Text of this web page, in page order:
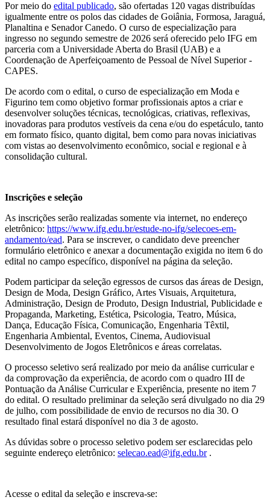
Por meio do edital publicado, são ofertadas 120 vagas distribuídas
igualmente entre os polos das cidades de Goiânia, Formosa, Jaraguá,
Planaltina e Senador Canedo. O curso de especialização para
ingresso no segundo semestre de 2026 será oferecido pelo IFG em
parceria com a Universidade Aberta do Brasil (UAB) e a
Coordenação de Aperfeiçoamento de Pessoal de Nível Superior -
CAPES.
De acordo com o edital, o curso de especialização em Moda e
Figurino tem como objetivo formar profissionais aptos a criar e
desenvolver soluções técnicas, tecnológicas, criativas, reflexivas,
inovadoras para produtos vestíveis da cena e/ou do espetáculo, tanto
em formato físico, quanto digital, bem como para novas iniciativas
com vistas ao desenvolvimento econômico, social e regional e à
consolidação cultural.
Inscrições e seleção
As inscrições serão realizadas somente via internet, no endereço
eletrônico: https://www.ifg.edu.br/estude-no-ifg/selecoes-em-
andamento/ead. Para se inscrever, o candidato deve preencher
formulário eletrônico e anexar a documentação exigida no item 6 do
edital no campo específico, disponível na página da seleção.
Podem participar da seleção egressos de cursos das áreas de Design,
Design de Moda, Design Gráfico, Artes Visuais, Arquitetura,
Administração, Design de Produto, Design Industrial, Publicidade e
Propaganda, Marketing, Estética, Psicologia, Teatro, Música,
Dança, Educação Física, Comunicação, Engenharia Têxtil,
Engenharia Ambiental, Eventos, Cinema, Audiovisual
Desenvolvimento de Jogos Eletrônicos e áreas correlatas.
O processo seletivo será realizado por meio da análise curricular e
da comprovação da experiência, de acordo com o quadro III de
Pontuação da Análise Curricular e Experiência, presente no item 7
do edital. O resultado preliminar da seleção será divulgado no dia 29
de julho, com possibilidade de envio de recursos no dia 30. O
resultado final estará disponível no dia 3 de agosto.
As dúvidas sobre o processo seletivo podem ser esclarecidas pelo
seguinte endereço eletrônico: selecao.ead@ifg.edu.br.
Acesse o edital da seleção e inscreva-se: